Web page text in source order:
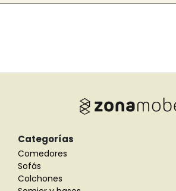
Categorías
Comedores
Sofás
Colchones